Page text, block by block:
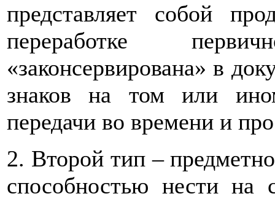
представляет собой
переработке
«законсервирована» в
знаков на том или
передачи во времени и
2. Второй тип –
способностью нести на